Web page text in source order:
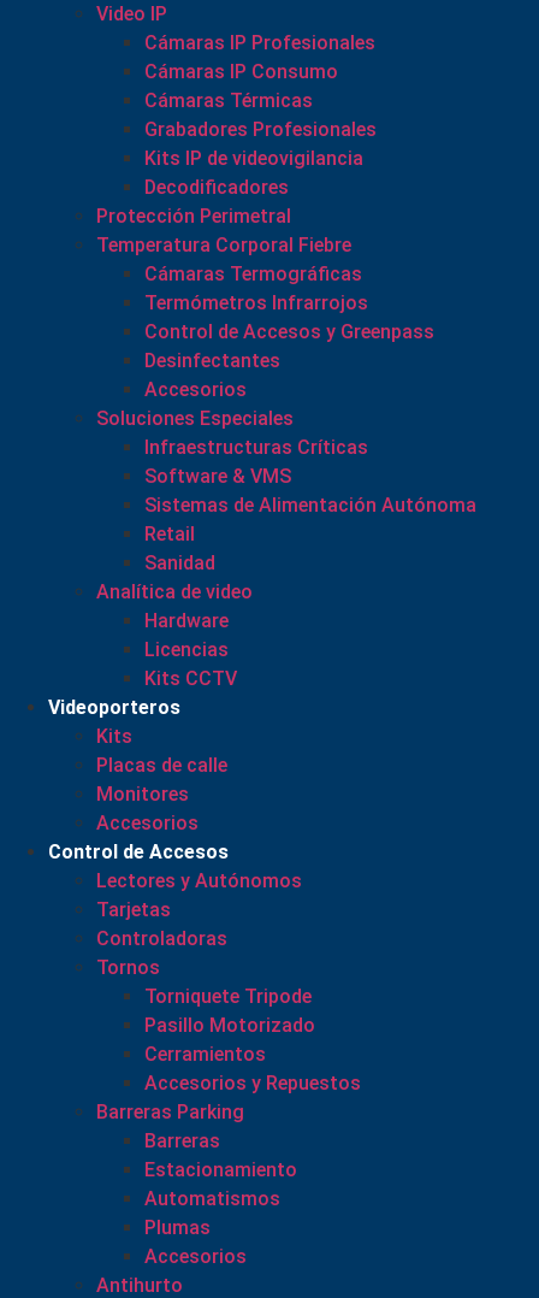
Video IP
Cámaras IP Profesionales
Cámaras IP Consumo
Cámaras Térmicas
Grabadores Profesionales
Kits IP de videovigilancia
Decodificadores
Protección Perimetral
Temperatura Corporal Fiebre
Cámaras Termográficas
Termómetros Infrarrojos
Control de Accesos y Greenpass
Desinfectantes
Accesorios
Soluciones Especiales
Infraestructuras Críticas
Software & VMS
Sistemas de Alimentación Autónoma
Retail
Sanidad
Analítica de video
Hardware
Licencias
Kits CCTV
Videoporteros
Kits
Placas de calle
Monitores
Accesorios
Control de Accesos
Lectores y Autónomos
Tarjetas
Controladoras
Tornos
Torniquete Tripode
Pasillo Motorizado
Cerramientos
Accesorios y Repuestos
Barreras Parking
Barreras
Estacionamiento
Automatismos
Plumas
Accesorios
Antihurto